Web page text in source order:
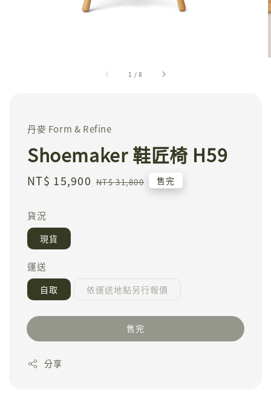
1 /8
丹麥 Form & Refine
Shoemaker 鞋匠椅 H59
Sale
NT$ 15,900 Regular
NT$ 31,800 售完
貨況
現貨
運送
自取 依運送地點另行報價
售完
分享